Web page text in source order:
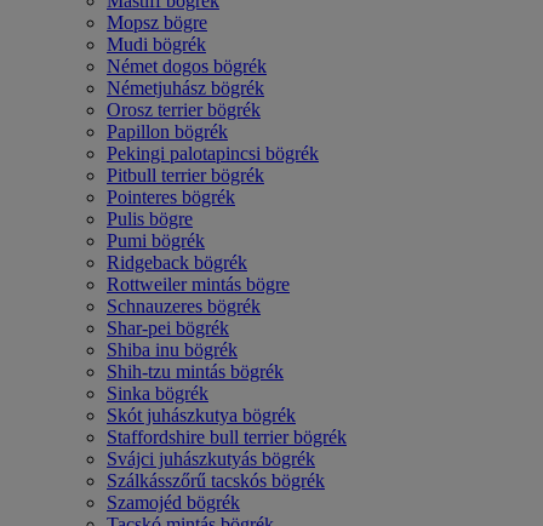
Mopsz bögre
Mudi bögrék
Német dogos bögrék
Németjuhász bögrék
Orosz terrier bögrék
Papillon bögrék
Pekingi palotapincsi bögrék
Pitbull terrier bögrék
Pointeres bögrék
Pulis bögre
Pumi bögrék
Ridgeback bögrék
Rottweiler mintás bögre
Schnauzeres bögrék
Shar-pei bögrék
Shiba inu bögrék
Shih-tzu mintás bögrék
Sinka bögrék
Skót juhászkutya bögrék
Staffordshire bull terrier bögrék
Svájci juhászkutyás bögrék
Szálkásszőrű tacskós bögrék
Szamojéd bögrék